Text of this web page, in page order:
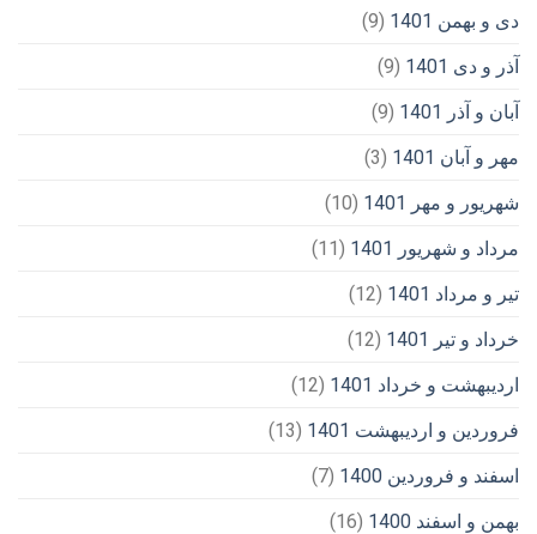
دی و بهمن 1401
(9)
آذر و دی 1401
(9)
آبان و آذر 1401
(9)
مهر و آبان 1401
(3)
شهریور و مهر 1401
(10)
مرداد و شهریور 1401
(11)
تیر و مرداد 1401
(12)
خرداد و تیر 1401
(12)
اردیبهشت و خرداد 1401
(12)
فروردین و اردیبهشت 1401
(13)
اسفند و فروردین 1400
(7)
بهمن و اسفند 1400
(16)